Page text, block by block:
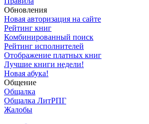
Обновления
Новая авторизация на сайте
Рейтинг книг
Комбинированный поиск
Рейтинг исполнителей
Отображение платных книг
Лучшие книги недели!
Новая абука!
Общение
Общалка
Общалка ЛитРПГ
Жалобы